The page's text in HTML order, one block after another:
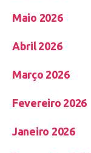
Maio 2026
Abril 2026
Março 2026
Fevereiro 2026
Janeiro 2026